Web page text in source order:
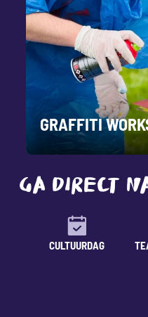
GRAFFITI
GA DIRECT
CULTUURDAG